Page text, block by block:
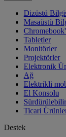
Dizüstü
Masaüstü
Tabletler
Monitörler
Projektörler
Elektronik
Ağ
Elektrikli
El Konsolu
Ticari
Destek